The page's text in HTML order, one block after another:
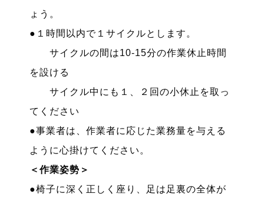
ょう。
●１時間以内で１サイクルとします。
サイクルの間は10-15分の作業休止時間
を設ける
サイクル中にも１、２回の小休止を取っ
てください
●事業者は、作業者に応じた業務量を与える
ように心掛けてください。
＜作業姿勢＞
●椅子に深く正しく座り、足は足裏の全体が